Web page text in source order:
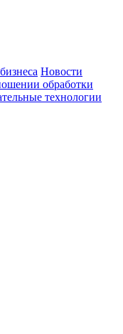
Новости
обработки
технологии